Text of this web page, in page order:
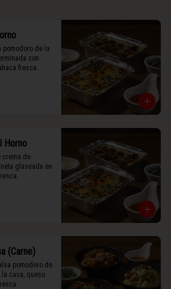
pomodoro de la
con
fresca.
Horno
crema de
glaseada en
(Carne)
pomodoro de
casa, queso